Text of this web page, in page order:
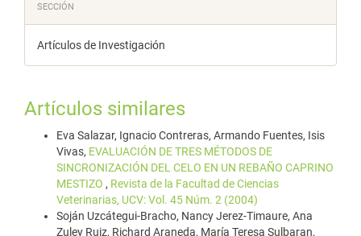
SECCIÓN
Artículos de Investigación
Artículos similares
Eva Salazar, Ignacio Contreras, Armando Fuentes, Isis
Vivas, EVALUACIÓN DE TRES MÉTODOS DE
SINCRONIZACIÓN DEL CELO EN UN REBAÑO CAPRINO
MESTIZO , Revista de la Facultad de Ciencias
Veterinarias, UCV: Vol. 45 Núm. 2 (2004)
Soján Uzcátegui-Bracho, Nancy Jerez-Timaure, Ana
Zuley Ruiz, Richard Araneda, María Teresa Sulbaran,